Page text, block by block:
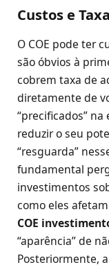
Custos e
O COE pode ter
são óbvios à
cobrem taxa de
diretamente de
“precificados”
reduzir o seu
“resguarda”
fundamental
investimentos
como eles
COE
“aparência” de
Posteriormente,